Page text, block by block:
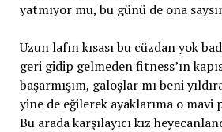
yatmıyor mu, bu günü de ona
Uzun lafın kısası bu cüzdan yok
geri gidip gelmeden fitness’ın
başarmışım, galoşlar mı beni
yine de eğilerek ayaklarıma o
Bu arada karşılayıcı kız